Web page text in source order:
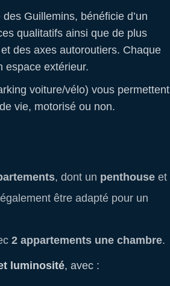
Guillemins, bénéficie d’un
qualitatifs ainsi que de plus
des axes autoroutiers. Chaque
espace extérieur.
voiture/vélo) vous permettent
vie, motorisé ou non.
, dont un penthouse et
être adapté pour un
2 appartements une chambre.
luminosité, avec :